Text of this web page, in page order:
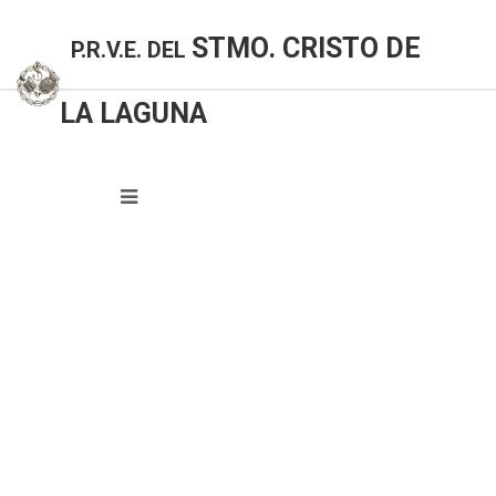
P.R.V.E. DEL STMO. CRISTO DE
LA LAGUNA